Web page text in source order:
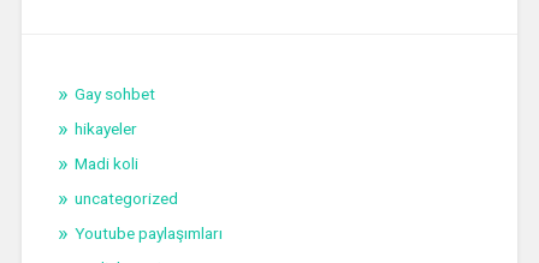
Gay sohbet
hikayeler
Madi koli
uncategorized
Youtube paylaşımları